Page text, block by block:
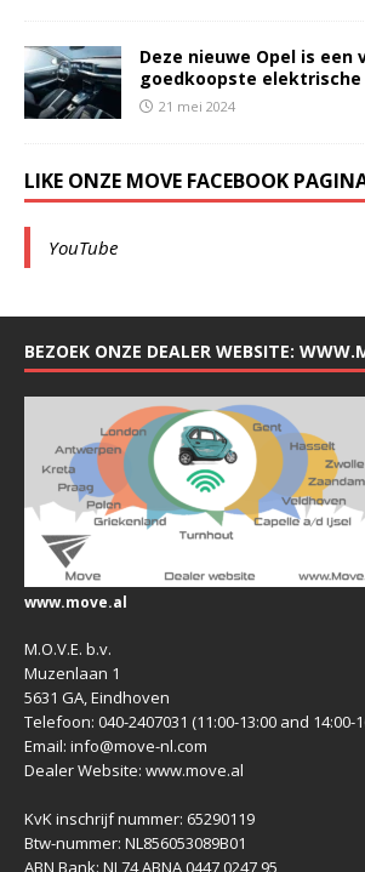
Deze nieuwe Opel is een
goedkoopste elektrische
21 mei 2024
LIKE ONZE MOVE FACEBOOK
YouTube
BEZOEK ONZE DEALER WEBSITE:
www.move.al
M.O.V.E. b.v.
Muzenlaan 1
5631 GA, Eindhoven
Telefoon: 040-2407031 (11:00-13:00 and 14:00-
Email: info@move-nl.com
Dealer Website: www.move.al
KvK inschrijf nummer: 65290119
Btw-nummer: NL856053089B01
ABN Bank: NL74 ABNA 0447 0247 95